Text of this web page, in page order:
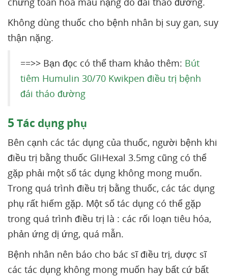
Không dùng thuốc cho bệnh nhân bị suy gan, suy
thận nặng.
==>> Bạn đọc có thể tham khảo thêm: Bút
tiêm Humulin 30/70 Kwikpen điều trị bệnh
đái tháo đường
5 Tác dụng phụ
Bên cạnh các tác dụng của thuốc, người bệnh khi
điều trị bằng thuốc GliHexal 3.5mg cũng có thể
gặp phải một số tác dụng không mong muốn.
Trong quá trình điều trị bằng thuốc, các tác dụng
phụ rất hiếm gặp. Một số tác dụng có thể gặp
trong quá trình điều trị là : các rối loạn tiêu hóa,
phản ứng dị ứng, quá mẫn.
Bệnh nhân nên báo cho bác sĩ điều trị, dược sĩ
các tác dụng không mong muốn hay bất cứ bất